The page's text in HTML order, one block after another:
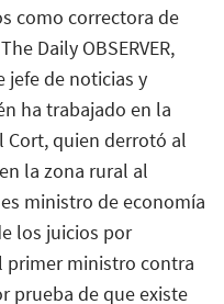
como correctora de
Daily OBSERVER,
jefe de noticias y
ha trabajado en la
Cort, quien derrotó al
la zona rural al
ministro de economía
los juicios por
primer ministro contra
prueba de que existe